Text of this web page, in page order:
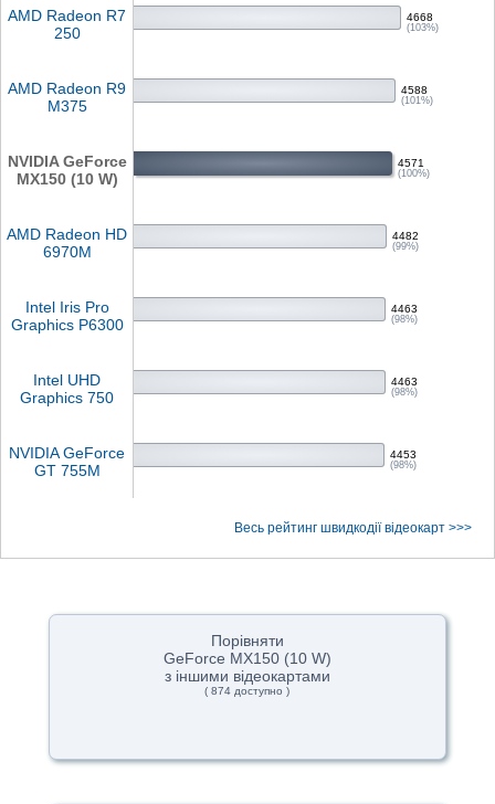
AMD Radeon R7
250
4668
(103%)
AMD Radeon R9
M375
4588
(101%)
NVIDIA GeForce
MX150 (10 W)
4571
(100%)
AMD Radeon HD
6970M
4482
(99%)
Intel Iris Pro
Graphics P6300
4463
(98%)
Intel UHD
Graphics 750
4463
(98%)
NVIDIA GeForce
GT 755M
4453
(98%)
Весь рейтинг швидкодії відеокарт >>>
Порівняти
GeForce MX150 (10 W)
з іншими відеокартами
( 874 доступно )